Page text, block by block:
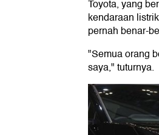
Toyota, yang
kendaraan
pernah benar-
"Semua orang
saya," tuturnya.